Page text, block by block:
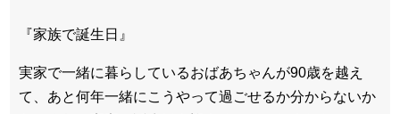
『家族で誕生日』
実家で一緒に暮らしているおばあちゃんが90歳を越え
て、あと何年一緒にこうやって過ごせるか分からないか